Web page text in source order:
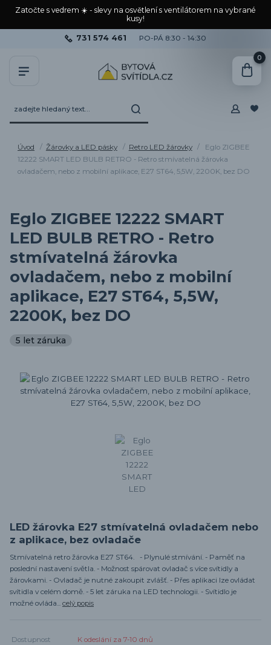
Zatočte s vedrem ☀️ - slevy na osvětlení s ventilátorem na vybrané
kusy!
731 574 461 PO-PÁ 8:30 - 14:30
0
Úvod Žárovky a LED pásky Retro LED žárovky
Eglo ZIGBEE
12222 SMART LED BULB RETRO - Retro stmívatelná žárovka
ovladačem, nebo z mobilní aplikace, E27 ST64, 5,5W, 2200K, bez DO
Eglo ZIGBEE 12222 SMART
LED BULB RETRO - Retro
stmívatelná žárovka
ovladačem, nebo z mobilní
aplikace, E27 ST64, 5,5W,
2200K, bez DO
5 let záruka
LED žárovka E27 stmívatelná ovladačem nebo
z aplikace, bez ovladače
Stmívatelná retro žárovka E27 ST64. - Plynulé stmívání. - Paměť na
poslední nastavení světla. - Možnost spárovat ovladač s více svítidly a
žárovkami. - Ovladač je nutné zakoupit zvlášť. - Přes aplikaci lze ovládat
svítidla v celém domě. - 5 let záruka na LED technologii. - Svítidlo je
možné ovláda... celý popis
Dostupnost K odeslání za 7-10 dnů